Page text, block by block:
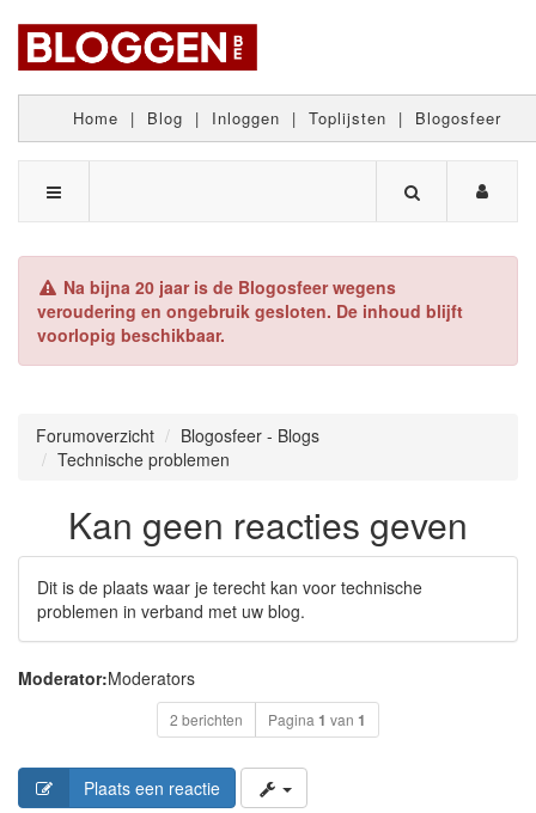
Home | Blog | Inloggen | Toplijsten | Blogosfeer
Na bijna 20 jaar is de Blogosfeer wegens
veroudering en ongebruik gesloten. De inhoud blijft
voorlopig beschikbaar.
Forumoverzicht
Blogosfeer - Blogs
Technische problemen
Kan geen reacties geven
Dit is de plaats waar je terecht kan voor technische
problemen in verband met uw blog.
Moderator:Moderators
2 berichten Pagina 1 van 1
Plaats een reactie